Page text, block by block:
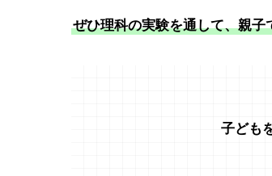
ぜひ理科の実験を通して、親子
子ども